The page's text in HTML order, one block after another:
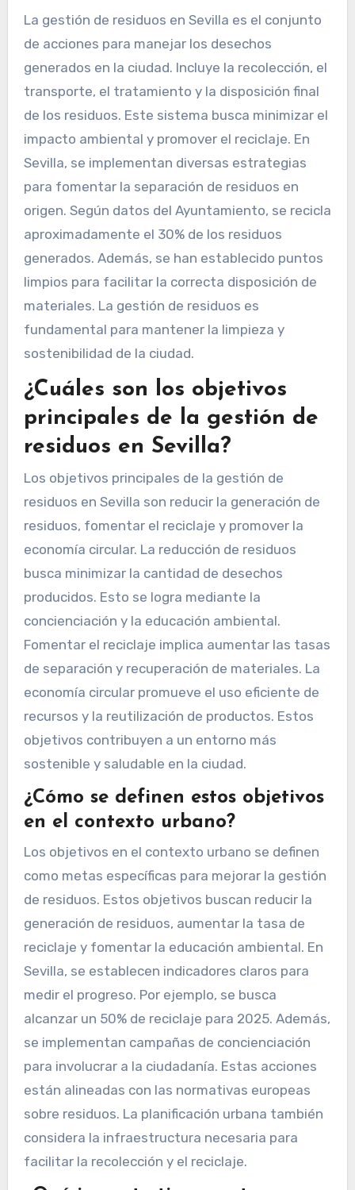
La gestión de residuos en Sevilla es el conjunto
de acciones para manejar los desechos
generados en la ciudad. Incluye la recolección, el
transporte, el tratamiento y la disposición final
de los residuos. Este sistema busca minimizar el
impacto ambiental y promover el reciclaje. En
Sevilla, se implementan diversas estrategias
para fomentar la separación de residuos en
origen. Según datos del Ayuntamiento, se recicla
aproximadamente el 30% de los residuos
generados. Además, se han establecido puntos
limpios para facilitar la correcta disposición de
materiales. La gestión de residuos es
fundamental para mantener la limpieza y
sostenibilidad de la ciudad.
¿Cuáles son los objetivos
principales de la gestión de
residuos en Sevilla?
Los objetivos principales de la gestión de
residuos en Sevilla son reducir la generación de
residuos, fomentar el reciclaje y promover la
economía circular. La reducción de residuos
busca minimizar la cantidad de desechos
producidos. Esto se logra mediante la
concienciación y la educación ambiental.
Fomentar el reciclaje implica aumentar las tasas
de separación y recuperación de materiales. La
economía circular promueve el uso eficiente de
recursos y la reutilización de productos. Estos
objetivos contribuyen a un entorno más
sostenible y saludable en la ciudad.
¿Cómo se definen estos objetivos
en el contexto urbano?
Los objetivos en el contexto urbano se definen
como metas específicas para mejorar la gestión
de residuos. Estos objetivos buscan reducir la
generación de residuos, aumentar la tasa de
reciclaje y fomentar la educación ambiental. En
Sevilla, se establecen indicadores claros para
medir el progreso. Por ejemplo, se busca
alcanzar un 50% de reciclaje para 2025. Además,
se implementan campañas de concienciación
para involucrar a la ciudadanía. Estas acciones
están alineadas con las normativas europeas
sobre residuos. La planificación urbana también
considera la infraestructura necesaria para
facilitar la recolección y el reciclaje.